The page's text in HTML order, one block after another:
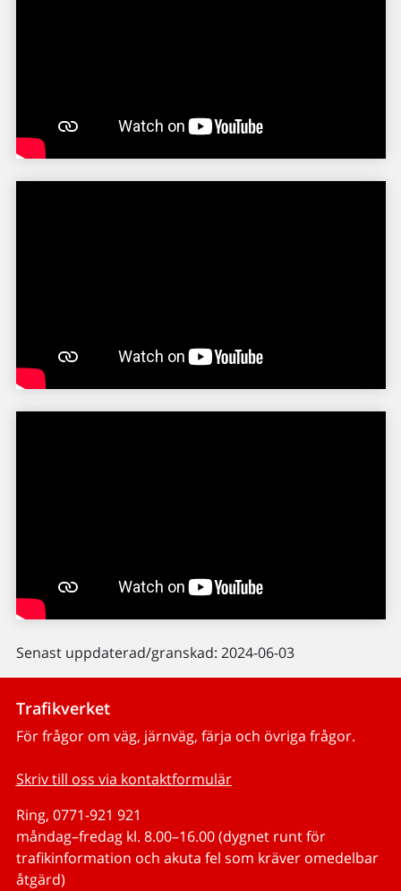
Senast uppdaterad/granskad: 2024-06-03
Trafikverket
För frågor om väg, järnväg, färja och övriga frågor.
Skriv till oss via kontaktformulär
Ring, 0771-921 921
måndag–fredag kl. 8.00–16.00 (dygnet runt för
trafikinformation och akuta fel som kräver omedelbar
åtgärd)